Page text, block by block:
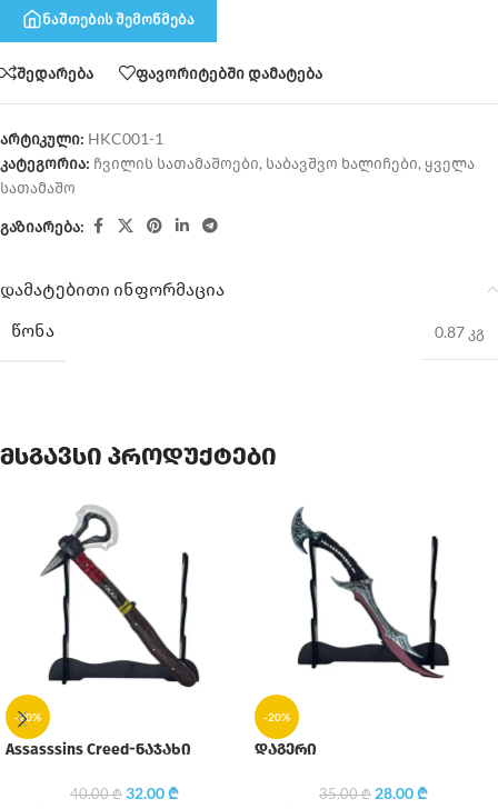
ნაშთების შემოწმება
შედარება ფავორიტებში დამატება
არტიკული: HKC001-1
კატეგორია: ჩვილის სათამაშოები, საბავშვო ხალიჩები, ყველა
სათამაშო
გაზიარება:
დამატებითი ინფორმაცია
ᲬᲝᲜᲐ
0.87 კგ
მსგავსი პროდუქტები
-20%
Assasssins Creed-ნაჯახი
40.00₾ 32.00₾
-20%
დაგერი
35.00₾ 28.00₾